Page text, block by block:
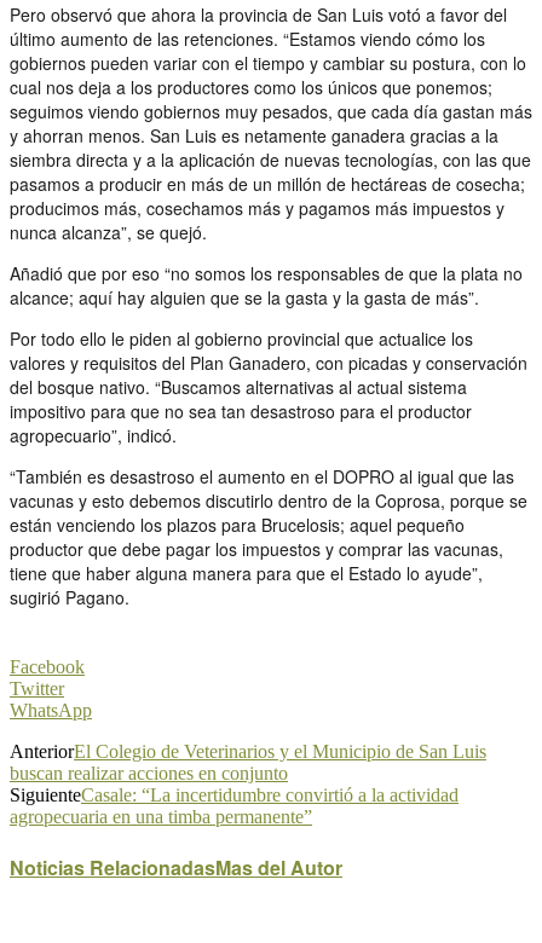
Pero observó que ahora la provincia de San Luis votó a favor del
último aumento de las retenciones. “Estamos viendo cómo los
gobiernos pueden variar con el tiempo y cambiar su postura, con lo
cual nos deja a los productores como los únicos que ponemos;
seguimos viendo gobiernos muy pesados, que cada día gastan más
y ahorran menos. San Luis es netamente ganadera gracias a la
siembra directa y a la aplicación de nuevas tecnologías, con las que
pasamos a producir en más de un millón de hectáreas de cosecha;
producimos más, cosechamos más y pagamos más impuestos y
nunca alcanza”, se quejó.
Añadió que por eso “no somos los responsables de que la plata no
alcance; aquí hay alguien que se la gasta y la gasta de más”.
Por todo ello le piden al gobierno provincial que actualice los
valores y requisitos del Plan Ganadero, con picadas y conservación
del bosque nativo. “Buscamos alternativas al actual sistema
impositivo para que no sea tan desastroso para el productor
agropecuario”, indicó.
“También es desastroso el aumento en el DOPRO al igual que las
vacunas y esto debemos discutirlo dentro de la Coprosa, porque se
están venciendo los plazos para Brucelosis; aquel pequeño
productor que debe pagar los impuestos y comprar las vacunas,
tiene que haber alguna manera para que el Estado lo ayude”,
sugirió Pagano.
Facebook
Twitter
WhatsApp
AnteriorEl Colegio de Veterinarios y el Municipio de San Luis
buscan realizar acciones en conjunto
SiguienteCasale: “La incertidumbre convirtió a la actividad
agropecuaria en una timba permanente”
Noticias RelacionadasMas del Autor